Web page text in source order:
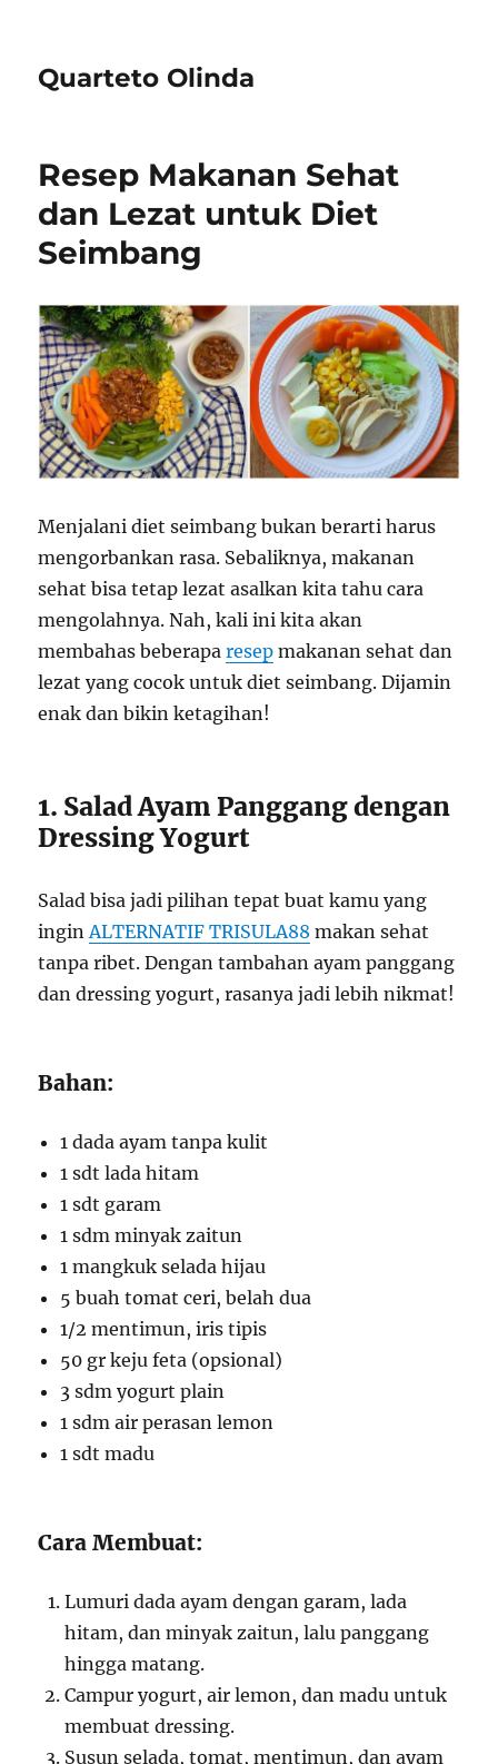
Quarteto Olinda
​Resep Makanan Sehat
dan Lezat untuk Diet
Seimbang
Menjalani diet seimbang bukan berarti harus
mengorbankan rasa. Sebaliknya, makanan
sehat bisa tetap lezat asalkan kita tahu cara
mengolahnya. Nah, kali ini kita akan
membahas beberaparesep makanan sehat dan
lezat yang cocok untuk diet seimbang. Dijamin
enak dan bikin ketagihan!
1. Salad Ayam Panggang dengan
Dressing Yogurt
Salad bisa jadi pilihan tepat buat kamu yang
ingin ALTERNATIF TRISULA88 makan sehat
tanpa ribet. Dengan tambahan ayam panggang
dan dressing yogurt, rasanya jadi lebih nikmat!
Bahan:
1 dada ayam tanpa kulit
1 sdt lada hitam
1 sdt garam
1 sdm minyak zaitun
1 mangkuk selada hijau
5 buah tomat ceri, belah dua
1/2 mentimun, iris tipis
50 gr keju feta (opsional)
3 sdm yogurt plain
1 sdm air perasan lemon
1 sdt madu
Cara Membuat:
Lumuri dada ayam dengan garam, lada
hitam, dan minyak zaitun, lalu panggang
hingga matang.
Campur yogurt, air lemon, dan madu untuk
membuat dressing.
Susun selada, tomat, mentimun, dan ayam